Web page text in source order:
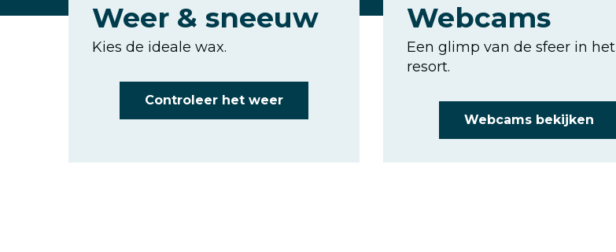
Weer & sneeuw
Kies de ideale wax.
Controleer het weer
Webcams
Een glimp van de sfeer in het
resort.
Webcams bekijken